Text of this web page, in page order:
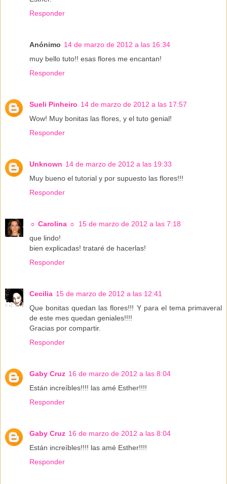
Responder
Anónimo 14 de marzo de 2012 a las 16:34
muy bello tuto!! esas flores me encantan!
Responder
Sueli Pinheiro 14 de marzo de 2012 a las 17:57
Wow! Muy bonitas las flores, y el tuto genial!
Responder
Unknown 14 de marzo de 2012 a las 19:33
Muy bueno el tutorial y por supuesto las flores!!!
Responder
☼ Carolina ☼ 15 de marzo de 2012 a las 7:18
que lindo!
bien explicadas! trataré de hacerlas!
Responder
Cecilia 15 de marzo de 2012 a las 12:41
Que bonitas quedan las flores!!! Y para el tema primaveral
de este mes quedan geniales!!!!
Gracias por compartir.
Responder
Gaby Cruz 16 de marzo de 2012 a las 8:04
Están increíbles!!!! las amé Esther!!!!
Responder
Gaby Cruz 16 de marzo de 2012 a las 8:04
Están increíbles!!!! las amé Esther!!!!
Responder